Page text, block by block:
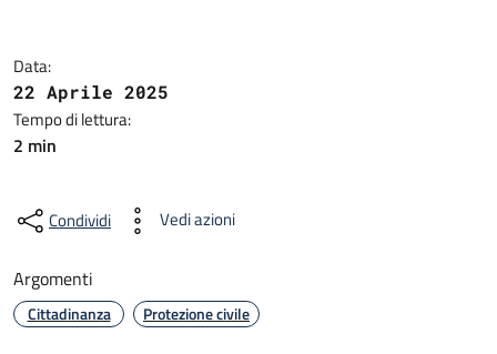
Data:
22 Aprile 2025
Tempo di lettura:
2 min
Condividi Vedi azioni
Argomenti
Cittadinanza Protezione civile